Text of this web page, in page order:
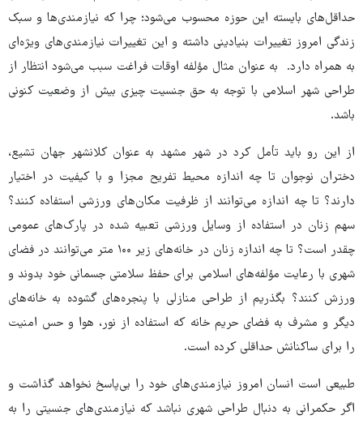
حداقل‌های بایسته این حوزه محسوب می‌شود؛ چرا که نیازمندی‌ها و سبک
زندگی امروز تغییرات بنیادینی داشته و این تغییرات نیازمندی‌های ویژه‌ای
به همراه دارد. به عنوان مثال مؤلفه اوقات فراغت سبب می‌شود انتظار از
طراحی شهر اسلامی با توجه به حق جنسیت چیزی بیش از وضعیت کنونی
باشد.
از این رو باید تأمل کرد در شهر مشهد به عنوان کلانشهر جهان تشیع،
دختران نوجوان تا چه اندازه محیط تفریح مجزا و با کیفیت در اختیار
دارند؟ تا چه اندازه می‌توانند از ظرفیت مکان‌های ورزشی استفاده کنند؟
سهم زنان در استفاده از وسایل ورزشی تعبیه شده در پارک‌های عمومی
چقدر است؟ تا چه اندازه زنان در خانه‌های زیر ۱۰۰ متر می‌توانند در فضای
شهری با رعایت مؤلفه‌های اسلامی برای حفظ سلامتی جسمانی خود بدوند و
ورزش کنند؟ بگذریم از طراحی منازلی با پنجره‌های گشوده به خانه‌های
دیگر و مشرف به فضای حریم خانه که استفاده از نور، هوا و حس امنیت
را برای ساکنانش حداقلی کرده است.
طبیعی است انسان امروز نیازمندی‌های خود را بی‌پاسخ نخواهد گذاشت و
اگر حکمرانی به دنبال طراحی شهری نباشد که نیازمندی‌های جنسیتی را به